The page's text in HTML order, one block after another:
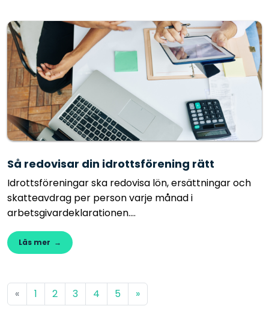
Så redovisar din idrottsförening rätt
Idrottsföreningar ska redovisa lön, ersättningar och
skatteavdrag per person varje månad i
arbetsgivardeklarationen....
Läs mer →
« 1 2 3 4 5 »